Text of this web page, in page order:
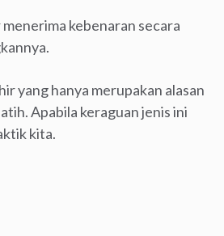
kebenaran secara
yang hanya merupakan alasan
Apabila keraguan jenis ini
kita.